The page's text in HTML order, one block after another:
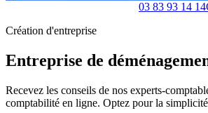
03 83 93 14 14
Création d'entreprise
Entreprise de
Recevez les conseils de nos experts-
comptabilité en ligne. Optez pour la